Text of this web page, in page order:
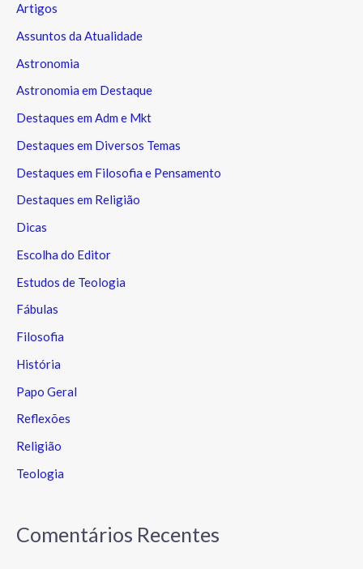
Artigos
Assuntos da Atualidade
Astronomia
Astronomia em Destaque
Destaques em Adm e Mkt
Destaques em Diversos Temas
Destaques em Filosofia e Pensamento
Destaques em Religião
Dicas
Escolha do Editor
Estudos de Teologia
Fábulas
Filosofia
História
Papo Geral
Reflexões
Religião
Teologia
Comentários Recentes